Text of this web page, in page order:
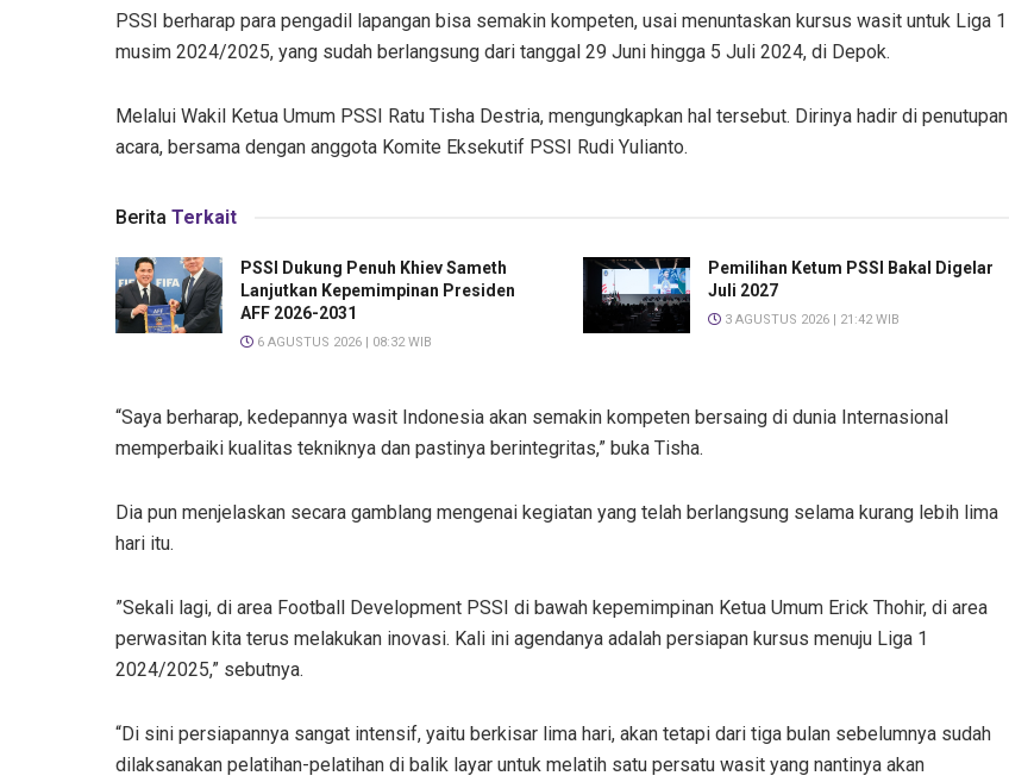
PSSI berharap para pengadil lapangan bisa semakin kompeten, usai menuntaskan kursus wasit untuk Liga 1
musim 2024/2025, yang sudah berlangsung dari tanggal 29 Juni hingga 5 Juli 2024, di Depok.
Melalui Wakil Ketua Umum PSSI Ratu Tisha Destria, mengungkapkan hal tersebut. Dirinya hadir di penutupan
acara, bersama dengan anggota Komite Eksekutif PSSI Rudi Yulianto.
Berita Terkait
PSSI Dukung Penuh Khiev Sameth
Lanjutkan Kepemimpinan Presiden
AFF 2026-2031
6 AGUSTUS 2026 | 08:32 WIB
Pemilihan Ketum PSSI Bakal Digelar
Juli 2027
3 AGUSTUS 2026 | 21:42 WIB
“Saya berharap, kedepannya wasit Indonesia akan semakin kompeten bersaing di dunia Internasional
memperbaiki kualitas tekniknya dan pastinya berintegritas,” buka Tisha.
Dia pun menjelaskan secara gamblang mengenai kegiatan yang telah berlangsung selama kurang lebih lima
hari itu.
”Sekali lagi, di area Football Development PSSI di bawah kepemimpinan Ketua Umum Erick Thohir, di area
perwasitan kita terus melakukan inovasi. Kali ini agendanya adalah persiapan kursus menuju Liga 1
2024/2025,” sebutnya.
“Di sini persiapannya sangat intensif, yaitu berkisar lima hari, akan tetapi dari tiga bulan sebelumnya sudah
dilaksanakan pelatihan-pelatihan di balik layar untuk melatih satu persatu wasit yang nantinya akan